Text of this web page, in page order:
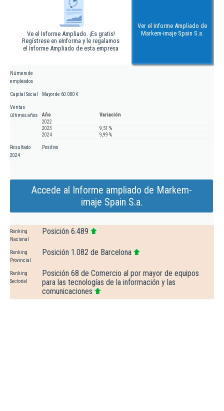
Ve el Informe Ampliado. ¡Es gratis!
Regístrese en eInforma y le regalamos
el Informe Ampliado de esta empresa
Ver el Informe Ampliado de
Markem-imaje Spain S.a.
Número de
empleados
Capital Social Mayor de 60.000 €
Ventas
últimos años
Año
Variación
2022
2023
9,51 %
2024
9,99 %
Resultado
2024
Positivo
Accede al Informe ampliado de Markem-
imaje Spain S.a.
Ranking
Nacional
Posición 6.489
Ranking
Provincial
Posición 1.082 de Barcelona
Ranking
Sectorial
Posición 68 de Comercio al por mayor de equipos
para las tecnologías de la información y las
comunicaciones